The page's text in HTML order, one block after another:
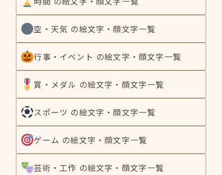
空・天気 の絵文字・顔文字一覧
行事・イベント の絵文字・顔文字一覧
賞・メダル の絵文字・顔文字一覧
スポーツ の絵文字・顔文字一覧
ゲーム の絵文字・顔文字一覧
芸術・工作 の絵文字・顔文字一覧